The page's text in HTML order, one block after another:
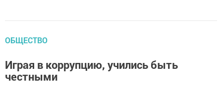
ОБЩЕСТВО
Играя в коррупцию, учились быть
честными